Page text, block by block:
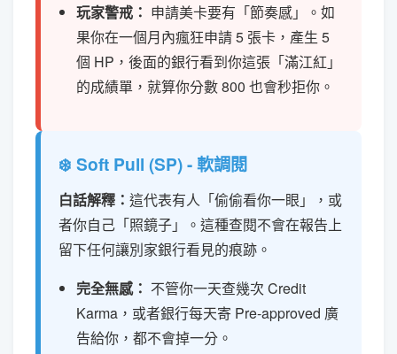
玩家警戒： 申請美卡要有「節奏感」。如
果你在一個月內瘋狂申請 5 張卡，產生 5
個 HP，後面的銀行看到你這張「滿江紅」
的成績單，就算你分數 800 也會秒拒你。
❄️ Soft Pull (SP) - 軟調閱
白話解釋： 這代表有人「偷偷看你一眼」，或
者你自己「照鏡子」。這種查閱不會在報告上
留下任何讓別家銀行看見的痕跡。
完全無感： 不管你一天查幾次 Credit
Karma，或者銀行每天寄 Pre-approved 廣
告給你，都不會掉一分。